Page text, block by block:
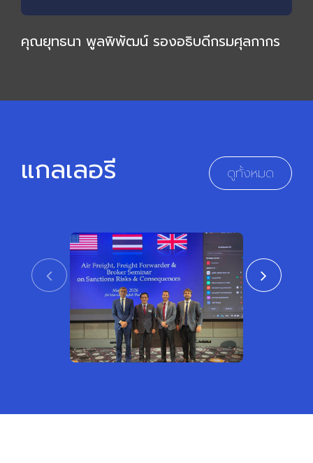
คุณยุทธนา พูลพิพัฒน์ รองอธิบดีกรมศุลกากร
แกลเลอรี ดูทั้งหมด